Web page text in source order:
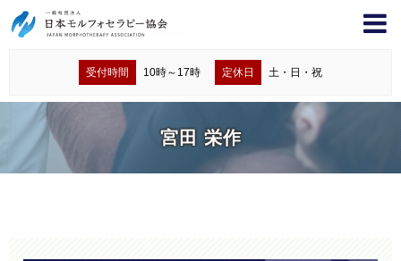
受付時間 10時～17時 定休日 土・日・祝
宮田 栄作